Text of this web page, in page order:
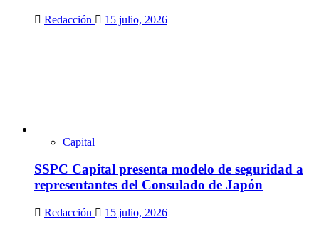
Redacción 15 julio, 2026
Capital
SSPC Capital presenta modelo de seguridad a
representantes del Consulado de Japón
Redacción 15 julio, 2026